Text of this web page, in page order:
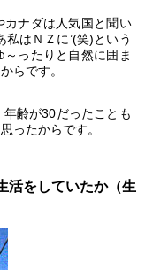
カナダは人気国と聞い
はＮＺに’(笑)という
ったりと自然に囲ま
らです。
年齢が30だったことも
ったからです。
活をしていたか（生